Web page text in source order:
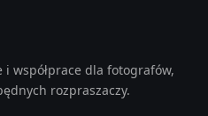
współprace dla fotografów,
rozpraszaczy.